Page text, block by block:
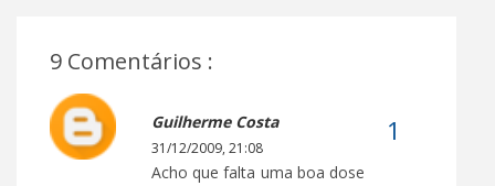
9 Comentários :
Guilherme Costa
31/12/2009, 21:08
Acho que falta uma boa dose